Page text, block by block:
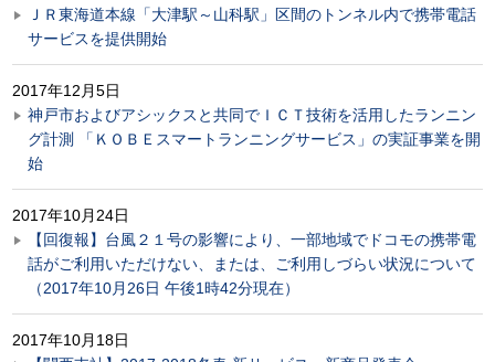
ＪＲ東海道本線「大津駅～山科駅」区間のトンネル内で携帯電話
サービスを提供開始
2017年12月5日
神戸市およびアシックスと共同でＩＣＴ技術を活用したランニン
グ計測 「ＫＯＢＥスマートランニングサービス」の実証事業を開
始
2017年10月24日
【回復報】台風２１号の影響により、一部地域でドコモの携帯電
話がご利用いただけない、または、ご利用しづらい状況について
（2017年10月26日 午後1時42分現在）
2017年10月18日